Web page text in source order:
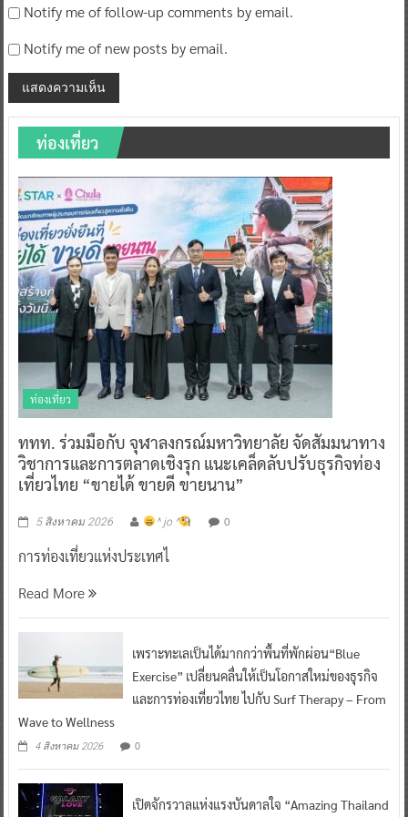
Notify me of follow-up comments by email.
Notify me of new posts by email.
ท่องเที่ยว
ท่องเที่ยว
ททท. ร่วมมือกับ จุฬาลงกรณ์มหาวิทยาลัย จัดสัมมนาทาง
วิชาการและการตลาดเชิงรุก แนะเคล็ดลับปรับธุรกิจท่อง
เที่ยวไทย “ขายได้ ขายดี ขายนาน”
5 สิงหาคม 2026 ^ jo ^ 0
การท่องเที่ยวแห่งประเทศไ
Read More
เพราะทะเลเป็นได้มากกว่าพื้นที่พักผ่อน“Blue
Exercise” เปลี่ยนคลื่นให้เป็นโอกาสใหม่ของธุรกิจ
และการท่องเที่ยวไทย ไปกับ Surf Therapy – From
Wave to Wellness
4 สิงหาคม 2026 0
เปิดจักรวาลแห่งแรงบันดาลใจ “Amazing Thailand